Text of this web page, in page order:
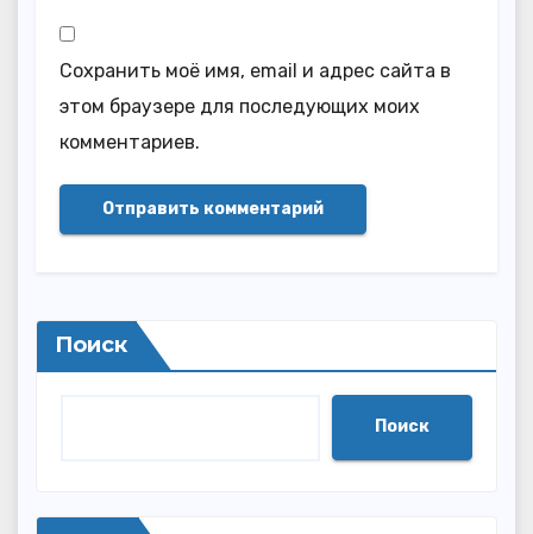
Сохранить моё имя, email и адрес сайта в
этом браузере для последующих моих
комментариев.
Поиск
Поиск